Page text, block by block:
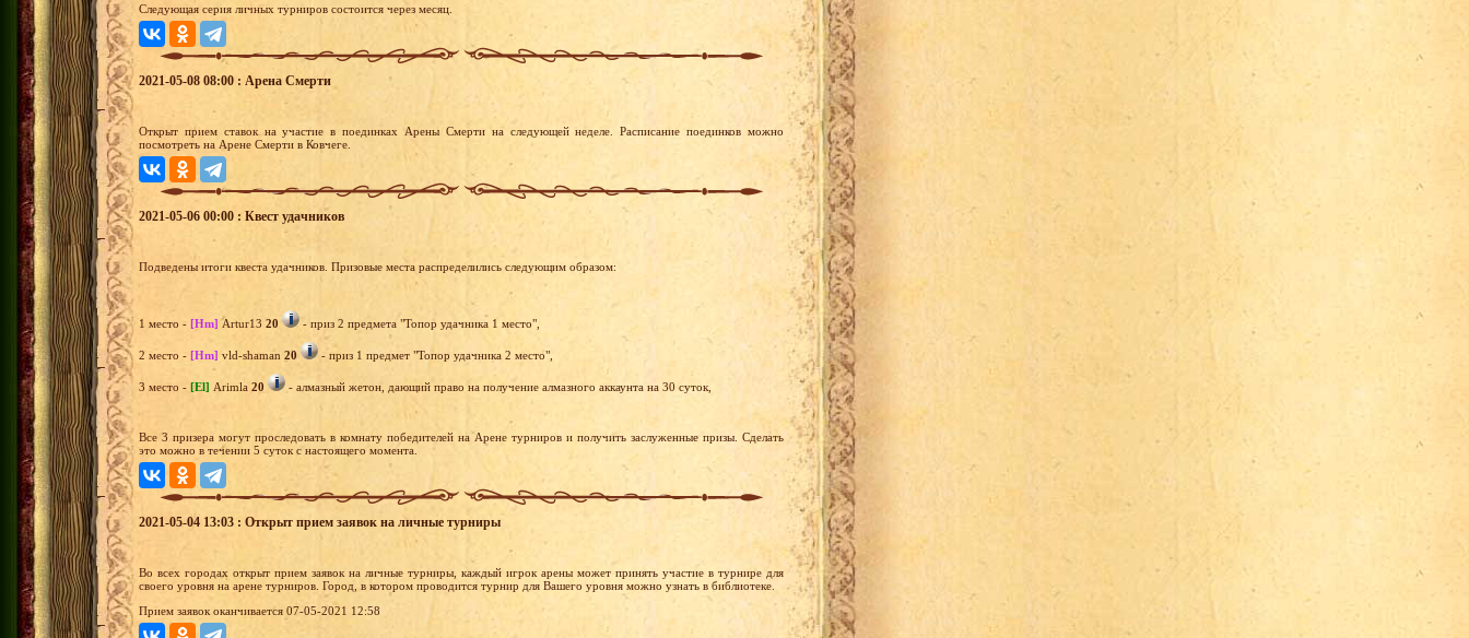
Следующая серия личных турниров состоится через месяц.
2021-05-08 08:00 : Арена Смерти
Открыт прием ставок на участие в поединках Арены Смерти на следующей неделе. Расписание поединков можно
посмотреть на Арене Смерти в Ковчеге.
2021-05-06 00:00 : Квест удачников
Подведены итоги квеста удачников. Призовые места распределились следующим образом:
1 место - [Hm] Artur13 20 - приз 2 предмета "Топор удачника 1 место",
2 место - [Hm] vld-shaman 20 - приз 1 предмет "Топор удачника 2 место",
3 место - [El] Arimla 20 - алмазный жетон, дающий право на получение алмазного аккаунта на 30 суток,
Все 3 призера могут проследовать в комнату победителей на Арене турниров и получить заслуженные призы. Сделать
это можно в течении 5 суток с настоящего момента.
2021-05-04 13:03 : Открыт прием заявок на личные турниры
Во всех городах открыт прием заявок на личные турниры, каждый игрок арены может принять участие в турнире для
своего уровня на арене турниров. Город, в котором проводится турнир для Вашего уровня можно узнать в библиотеке.
Прием заявок оканчивается 07-05-2021 12:58